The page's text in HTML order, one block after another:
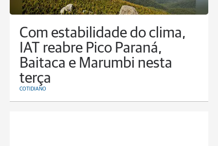
Com estabilidade do clima,
IAT reabre Pico Paraná,
Baitaca e Marumbi nesta
terça
COTIDIANO